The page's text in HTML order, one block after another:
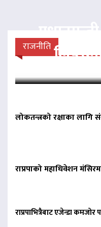
राजनीति
लोकतन्त्रको रक्षाका
राप्रपाको महाधिवेशन
राप्रपाभित्रैबाट एजेन्डा कमजोर